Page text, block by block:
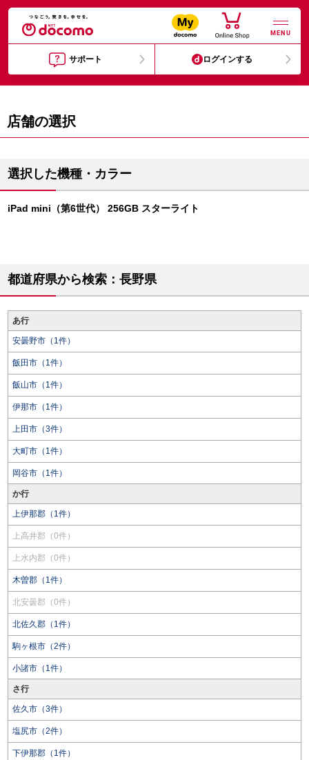
MENU
サポート ログインする
店舗の選択
選択した機種・カラー
iPad mini（第6世代） 256GB スターライト
都道府県から検索：長野県
あ行
安曇野市（1件）
飯田市（1件）
飯山市（1件）
伊那市（1件）
上田市（3件）
大町市（1件）
岡谷市（1件）
か行
上伊那郡（1件）
上高井郡（0件）
上水内郡（0件）
木曽郡（1件）
北安曇郡（0件）
北佐久郡（1件）
駒ヶ根市（2件）
小諸市（1件）
さ行
佐久市（3件）
塩尻市（2件）
下伊那郡（1件）